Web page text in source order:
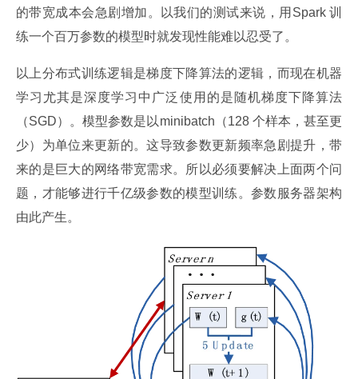
的带宽成本会急剧增加。以我们的测试来说，用Spark 训
练一个百万参数的模型时就发现性能难以忍受了。
以上分布式训练逻辑是梯度下降算法的逻辑，而现在机器
学习尤其是深度学习中广泛使用的是随机梯度下降算法
（SGD）。模型参数是以minibatch（128 个样本，甚至更
少）为单位来更新的。这导致参数更新频率急剧提升，带
来的是巨大的网络带宽需求。所以必须要解决上面两个问
题，才能够进行千亿级参数的模型训练。参数服务器架构
由此产生。